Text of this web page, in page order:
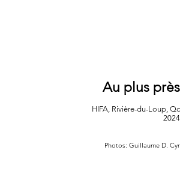
Au plus près
HIFA, Rivière-du-Loup, Qc
2024
Photos: Guillaume D. Cyr